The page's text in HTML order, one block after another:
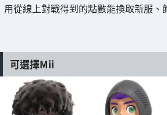
用從線上對戰得到的點數能換取新服、
可選擇Mii